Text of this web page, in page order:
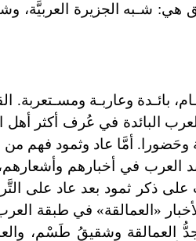
شـبه الجزيرة العربيَّة،
بائـدة وعاربـة ومسـتعربة.
البائدة في عُرف أكثر
أمَّا عاد وثمود فهم من
العرب في أخبارهم
ذكر ثمود بعد عاد على
«العمالقة» في طبقة العرب
العمالقة وشقيقُ طَسْم،